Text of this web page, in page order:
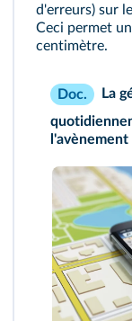
d'erreurs) sur
Ceci permet
centimètre.
Doc.
La